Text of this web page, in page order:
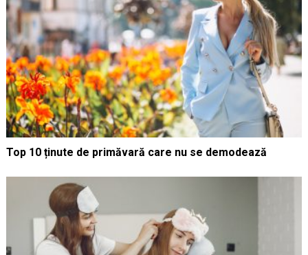
Top 10 ținute de primăvară care nu se demodează